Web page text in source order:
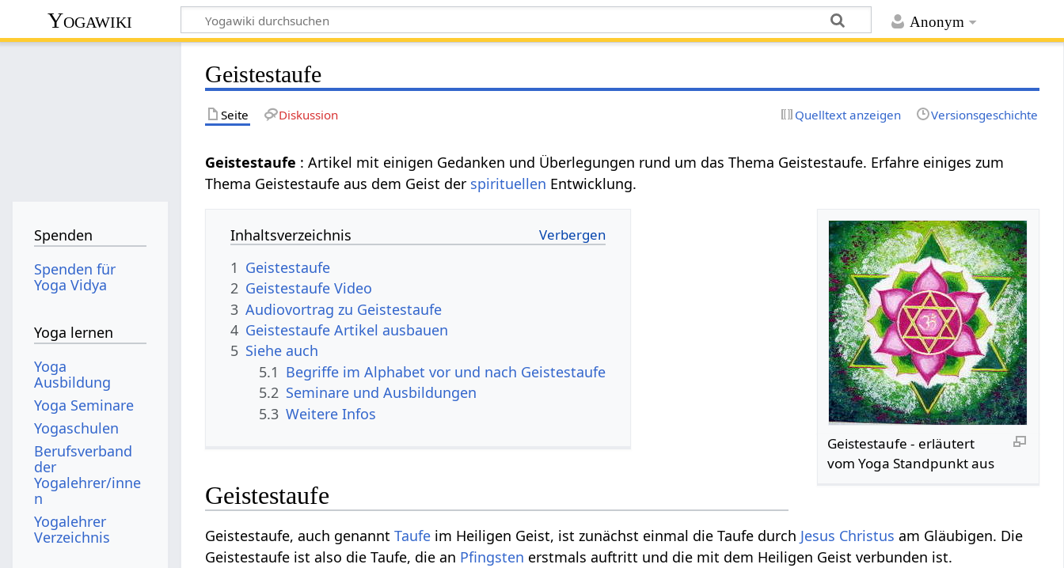
Anonym
Yogawiki
Geistestaufe
Seite Diskussion Quelltext anzeigen Versionsgeschichte
Geistestaufe : Artikel mit einigen Gedanken und Überlegungen rund um das Thema Geistestaufe. Erfahre einiges zum
Thema Geistestaufe aus dem Geist der spirituellen Entwicklung.
Geistestaufe - erläutert
vom Yoga Standpunkt aus
Inhaltsverzeichnis
1 Geistestaufe
2 Geistestaufe Video
3 Audiovortrag zu Geistestaufe
4 Geistestaufe Artikel ausbauen
5 Siehe auch
5.1 Begriffe im Alphabet vor und nach Geistestaufe
5.2 Seminare und Ausbildungen
5.3 Weitere Infos
Geistestaufe
Geistestaufe, auch genanntTaufe im Heiligen Geist, ist zunächst einmal die Taufe durch Jesus Christus am Gläubigen. Die
Geistestaufe ist also die Taufe, die an Pfingsten erstmals auftritt und die mit dem Heiligen Geist verbunden ist.
Spenden
Spenden für
Yoga Vidya
Yoga lernen
Yoga
Ausbildung
Yoga Seminare
Yogaschulen
Berufsverband
der
Yogalehrer/inne
n
Yogalehrer
Verzeichnis